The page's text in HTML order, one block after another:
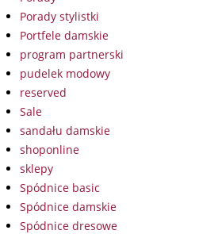
Porady stylistki
Portfele damskie
program partnerski
pudelek modowy
reserved
Sale
sandału damskie
shoponline
sklepy
Spódnice basic
Spódnice damskie
Spódnice dresowe